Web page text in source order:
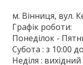
м. Вінниця, вул.
Графік роботи:
Понеділок -
Субота : з 10:00
Неділя : вихідний